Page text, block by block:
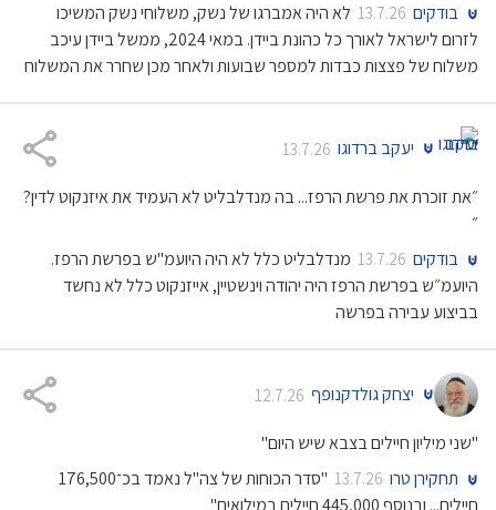
בודקים 13.7.26 לא היה אמברגו של נשק, משלוחי נשק המשיכו
לזרום לישראל לאורך כל כהונת ביידן. במאי 2024, ממשל ביידן עיכב
משלוח של פצצות כבדות למספר שבועות ולאחר מכן שחרר את המשלוח
יעקב ברדוגו 13.7.26
״את זוכרת את פרשת הרפז... בה מנדלבליט לא העמיד את איזנקוט לדין?
״
בודקים 13.7.26 מנדלבליט כלל לא היה היועמ"ש בפרשת הרפז.
היועמ״ש בפרשת הרפז היה יהודה וינשטיין, אייזנקוט כלל לא נחשד
בביצוע עבירה בפרשה
יצחק גולדקנופף 12.7.26
"שני מיליון חיילים בצבא שיש היום"
תחקירן טרו 13.7.26
"סדר הכוחות של צה"ל נאמד בכ־176,500
חיילים... ובנוסף 445,000 חיילים במילואים"